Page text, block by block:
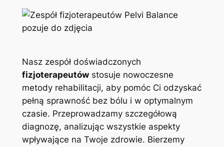
Nasz zespół doświadczonych
fizjoterapeutówstosuje nowoczesne
metody rehabilitacji, aby pomóc Ci odzyskać
pełną sprawność bez bólu i w optymalnym
czasie. Przeprowadzamy szczegółową
diagnozę, analizując wszystkie aspekty
wpływające na Twoje zdrowie. Bierzemy